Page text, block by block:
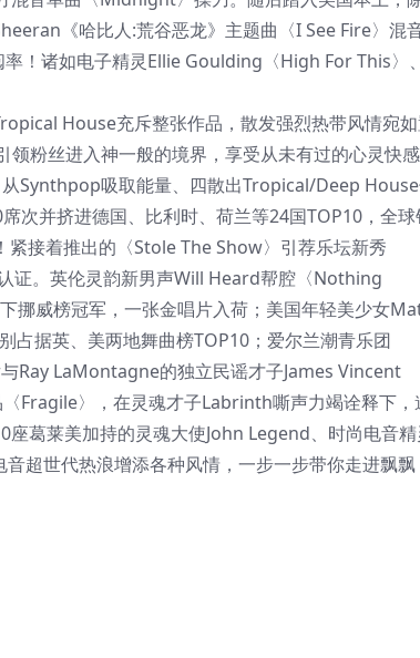
《哈比人:荒谷恶龙》主题曲〈I See Fire〉混
！诸如电子精灵Ellie Goulding〈High For This〉
House充斥整张作品，散发强烈热带风情宛
粉丝进入神一般的境界，享受从未有过的心灵快感
Synthpop吸取能量、四散出Tropical/Deep
次并挤进德国、比利时、荷兰等24国TOP10，全球
接着推出的〈Stole The Show〉引荐乐坛新秀
证。英伦灵韵新男声Will Heard帮腔〈Nothing
威榜冠军，一张金唱片入荷；美国年轻美少女
据英、美两地舞曲榜TOP10；爱尔兰潮青乐团
Ray LaMontagne的独立民谣才子James Vincent
Fragile〉，在灵魂才子Labrinth嘶声力竭诠释下，
葛莱美加持的灵魂大使John Legend、时尚电音精
超世代热浪增添各种风情，一步一步带你走进飘飘